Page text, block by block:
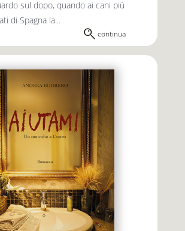
sul dopo, quando ai cani più
di Spagna la...
continua